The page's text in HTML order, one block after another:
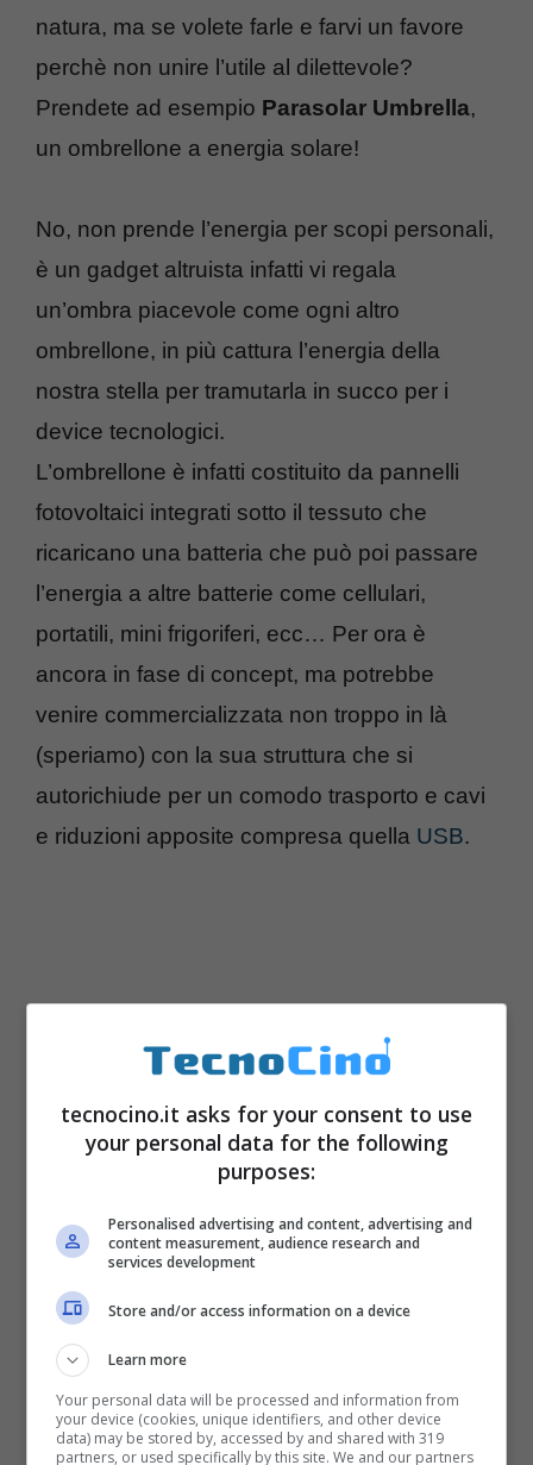
natura, ma se volete farle e farvi un favore
perchè non unire l’utile al dilettevole?
Prendete ad esempio Parasolar Umbrella,
un ombrellone a energia solare!
No, non prende l’energia per scopi personali,
è un gadget altruista infatti vi regala
un’ombra piacevole come ogni altro
ombrellone, in più cattura l’energia della
nostra stella per tramutarla in succo per i
device tecnologici.
L’ombrellone è infatti costituito da pannelli
fotovoltaici integrati sotto il tessuto che
ricaricano una batteria che può poi passare
l’energia a altre batterie come cellulari,
portatili, mini frigoriferi, ecc… Per ora è
ancora in fase di concept, ma potrebbe
venire commercializzata non troppo in là
(speriamo) con la sua struttura che si
autorichiude per un comodo trasporto e cavi
e riduzioni apposite compresa quella USB.
tecnocino.it asks for your consent to use
your personal data for the following
purposes:
Personalised advertising and content, advertising and
content measurement, audience research and
services development
Store and/or access information on a device
Learn more
Your personal data will be processed and information from
your device (cookies, unique identifiers, and other device
data) may be stored by, accessed by and shared with 319
partners, or used specifically by this site. We and our partners